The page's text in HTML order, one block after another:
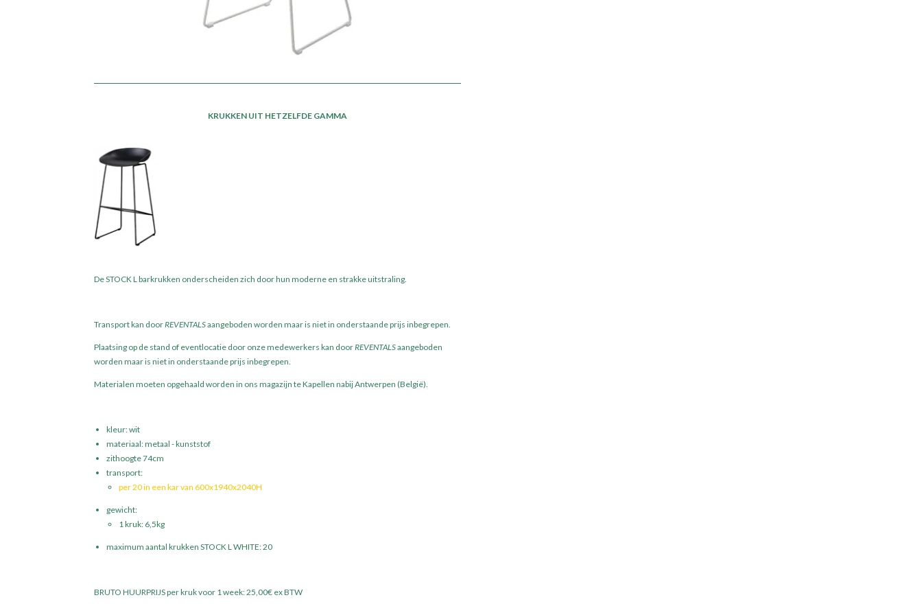
KRUKKEN UIT HETZELFDE GAMMA
De STOCK L barkrukken onderscheiden zich door hun moderne en strakke uitstraling.
Transport kan doorREVENTALSaangeboden worden maar is niet in onderstaande prijs inbegrepen.
Plaatsing op de stand of eventlocatie door onze medewerkers kan doorREVENTALSaangeboden
worden maar is niet in onderstaande prijs inbegrepen.
Materialen moeten opgehaald worden in ons magazijn te Kapellen nabij Antwerpen (België).
kleur: wit
materiaal: metaal - kunststof
zithoogte 74cm
transport:
per 20 in een kar van 600x1940x2040H
gewicht:
1 kruk: 6,5kg
maximum aantal krukken STOCK L WHITE: 20
BRUTO HUURPRIJS per kruk voor 1 week: 25,00€ ex BTW